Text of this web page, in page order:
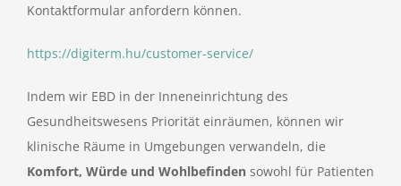
Kontaktformular anfordern können.
https://digiterm.hu/customer-service/
Indem wir EBD in der Inneneinrichtung des
Gesundheitswesens Priorität einräumen, können wir
klinische Räume in Umgebungen verwandeln, die
Komfort, Würde und Wohlbefinden sowohl für Patienten